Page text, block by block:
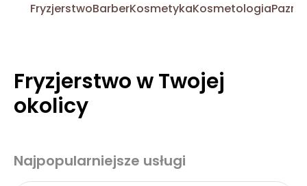
FryzjerstwoBarberKosmetykaKosmetologia
Fryzjerstwo w Twojej
okolicy
Najpopularniejsze usługi